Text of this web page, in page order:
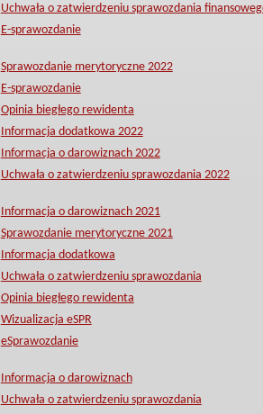
Uchwała o zatwierdzeniu sprawozdania
E-sprawozdanie
Sprawozdanie merytoryczne 2022
E-sprawozdanie
Opinia biegłego rewidenta
Informacja dodatkowa 2022
Informacja o darowiznach 2022
Uchwała o zatwierdzeniu sprawozdania 2022
Informacja o darowiznach 2021
Sprawozdanie merytoryczne 2021
Informacja dodatkowa
Uchwała o zatwierdzeniu sprawozdania
Opinia biegłego rewidenta
Wizualizacja eSPR
eSprawozdanie
Informacja o darowiznach
Uchwała o zatwierdzeniu sprawozdania